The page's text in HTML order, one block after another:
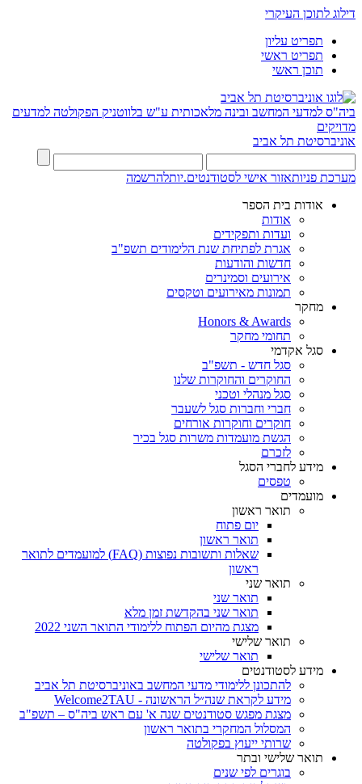
דילוג לתוכן העיקרי
תפריט עליון
תפריט ראשי
תוכן ראשי
ביה"ס למדעי המחשב ובינה מלאכותית ע"ש בלווטניק הפקולטה למדעים
מדויקים
אוניברסיטת תל אביב
מערכת פניותאזור אישי לסטודנטים.יותלהרשמה
אודות בית הספר
אודות
ועדות ותפקידים
אגרת לפתיחת שנת הלימודים תשפ"ב
חדשות והודעות
אירועים וסמינרים
תמונות מאירועים וטקסים
מחקר
Honors & Awards
תחומי מחקר
סגל אקדמי
סגל חדש - תשפ"ב
החוקרים והחוקרות שלנו
סגל מנהלי וטכני
חברי וחברות סגל לשעבר
חוקרים וחוקרות אורחים
הגשת מועמדות משרות סגל בכיר
לזכרם
מידע לחברי הסגל
טפסים
מועמדים
תואר ראשון
יום פתוח
תואר ראשון
שאלות ותשובות נפוצות (FAQ) למועמדים לתואר
ראשון
תואר שני
תואר שני
תואר שני בהקדשת זמן מלא
מצגת מהיום הפתוח ללימודי התואר השני 2022
תואר שלישי
תואר שלישי
מידע לסטודנטים
להתכונן ללימודי מדעי המחשב באוניברסיטת תל אביב
מידע לקראת שנה״ל הראשונה - Welcome2TAU
מצגת מפגש סטודנטים שנה א' עם ראש ביה"ס – תשפ"ב
המסלול המחקרי בתואר ראשון
שרותי ייעוץ בפקולטה
תואר שלישי ובתר
בוגרים לפי שנים